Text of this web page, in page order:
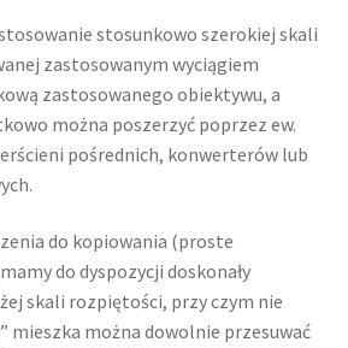
stosunkowo szerokiej skali
zastosowanym wyciągiem
zastosowanego obiektywu, a
można poszerzyć poprzez ew.
pośrednich, konwerterów lub
do kopiowania (proste
do dyspozycji doskonały
skali rozpiętości, przy czym nie
mieszka można dowolnie przesuwać